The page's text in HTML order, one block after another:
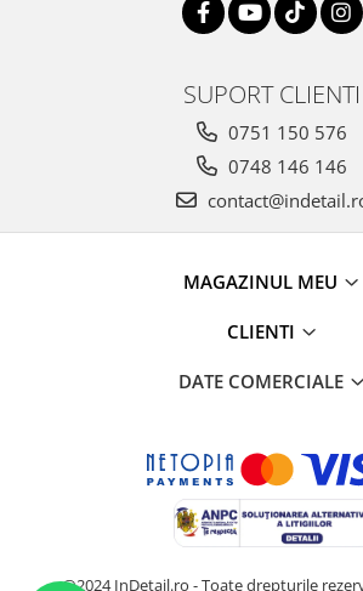
SUPORT CLIENTI
0751 150 576
0748 146 146
MAGAZINUL MEU
CLIENTI
DATE COMERCIALE
@2024 InDetail.ro - Toate drepturile